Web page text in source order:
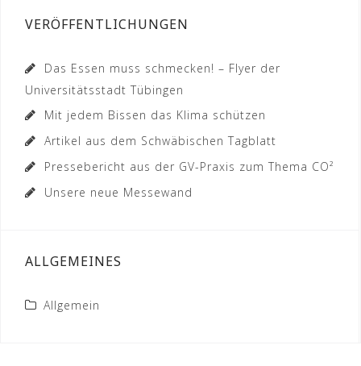
VERÖFFENTLICHUNGEN
Das Essen muss schmecken! – Flyer der
Universitätsstadt Tübingen
Mit jedem Bissen das Klima schützen
Artikel aus dem Schwäbischen Tagblatt
Pressebericht aus der GV-Praxis zum Thema CO²
Unsere neue Messewand
ALLGEMEINES
Allgemein